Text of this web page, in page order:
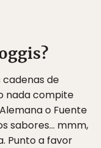
cadenas de
nada compite
o Fuente
sabores… mmm,
Punto a favor